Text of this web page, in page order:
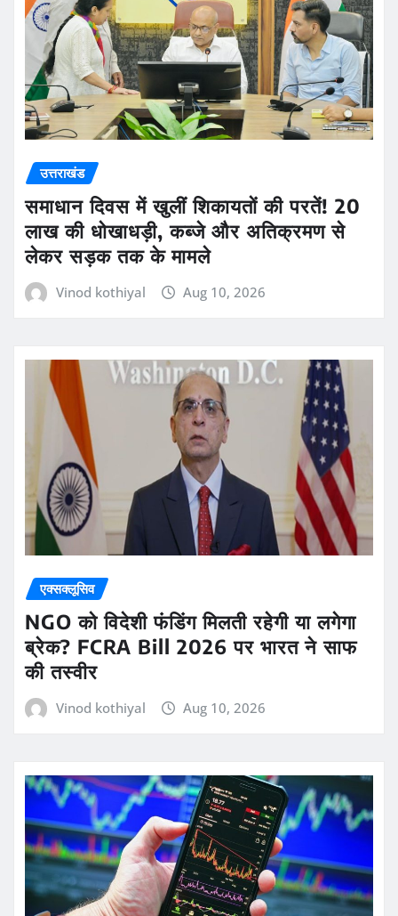
उत्तराखंड
समाधान दिवस में खुलीं शिकायतों की परतें! 20
लाख की धोखाधड़ी, कब्जे और अतिक्रमण से
लेकर सड़क तक के मामले
Vinod kothiyal Aug 10, 2026
एक्सक्लूसिव
NGO को विदेशी फंडिंग मिलती रहेगी या लगेगा
ब्रेक? FCRA Bill 2026 पर भारत ने साफ
की तस्वीर
Vinod kothiyal Aug 10, 2026